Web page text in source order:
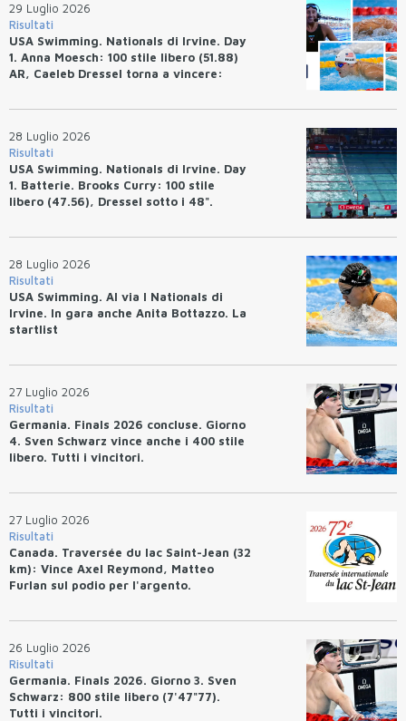
29 Luglio 2026
Risultati
USA Swimming. Nationals di Irvine. Day
1. Anna Moesch: 100 stile libero (51.88)
AR, Caeleb Dressel torna a vincere:
28 Luglio 2026
Risultati
USA Swimming. Nationals di Irvine. Day
1. Batterie. Brooks Curry: 100 stile
libero (47.56), Dressel sotto i 48".
28 Luglio 2026
Risultati
USA Swimming. Al via I Nationals di
Irvine. In gara anche Anita Bottazzo. La
startlist
27 Luglio 2026
Risultati
Germania. Finals 2026 concluse. Giorno
4. Sven Schwarz vince anche i 400 stile
libero. Tutti i vincitori.
27 Luglio 2026
Risultati
Canada. Traversée du lac Saint-Jean (32
km): Vince Axel Reymond, Matteo
Furlan sul podio per l'argento.
26 Luglio 2026
Risultati
Germania. Finals 2026. Giorno 3. Sven
Schwarz: 800 stile libero (7'47"77).
Tutti i vincitori.